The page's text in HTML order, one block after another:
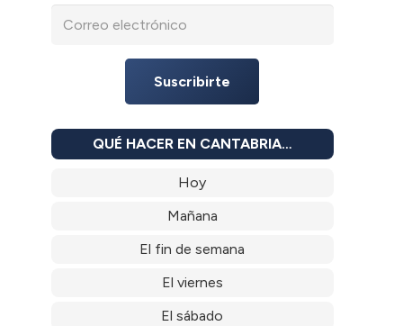
Suscribirte
QUÉ HACER EN CANTABRIA…
Hoy
Mañana
El fin de semana
El viernes
El sábado